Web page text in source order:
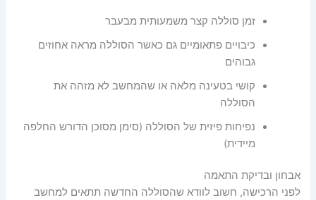
זמן סוללה קצר משמעותית מבעבר
כיבויים פתאומיים גם כאשר הסוללה מראה אחוזים
גבוהים
קושי בטעינה מלאה או שהמחשב לא מזהה את
הסוללה
נפיחות פיזית של הסוללה (סימן מסוכן הדורש החלפה
מיידית)
אבחון ובדיקת התאמה
לפני הרכישה, חשוב לוודא שהסוללה החדשה תתאים למחשב